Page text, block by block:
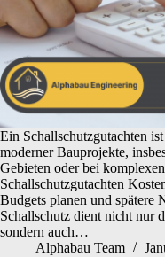
Ein Schallschutzgutachten
moderner Bauprojekte,
Gebieten oder bei
Schallschutzgutachten
Budgets planen und spätere
Schallschutz dient nicht nur
sondern auch…
Alphabau Team